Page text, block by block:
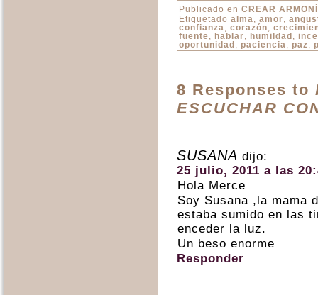
Publicado en CREAR
Etiquetado alma, amor,
confianza, corazón,
fuente, hablar, humildad ,
oportunidad , paciencia, paz,
8 Responses to
ESCUCHAR
SUSANA dijo:
25 julio, 2011 a las
Hola Merce
Soy Susana ,la mama
estaba sumido en las
enceder la luz.
Un beso enorme
Responder